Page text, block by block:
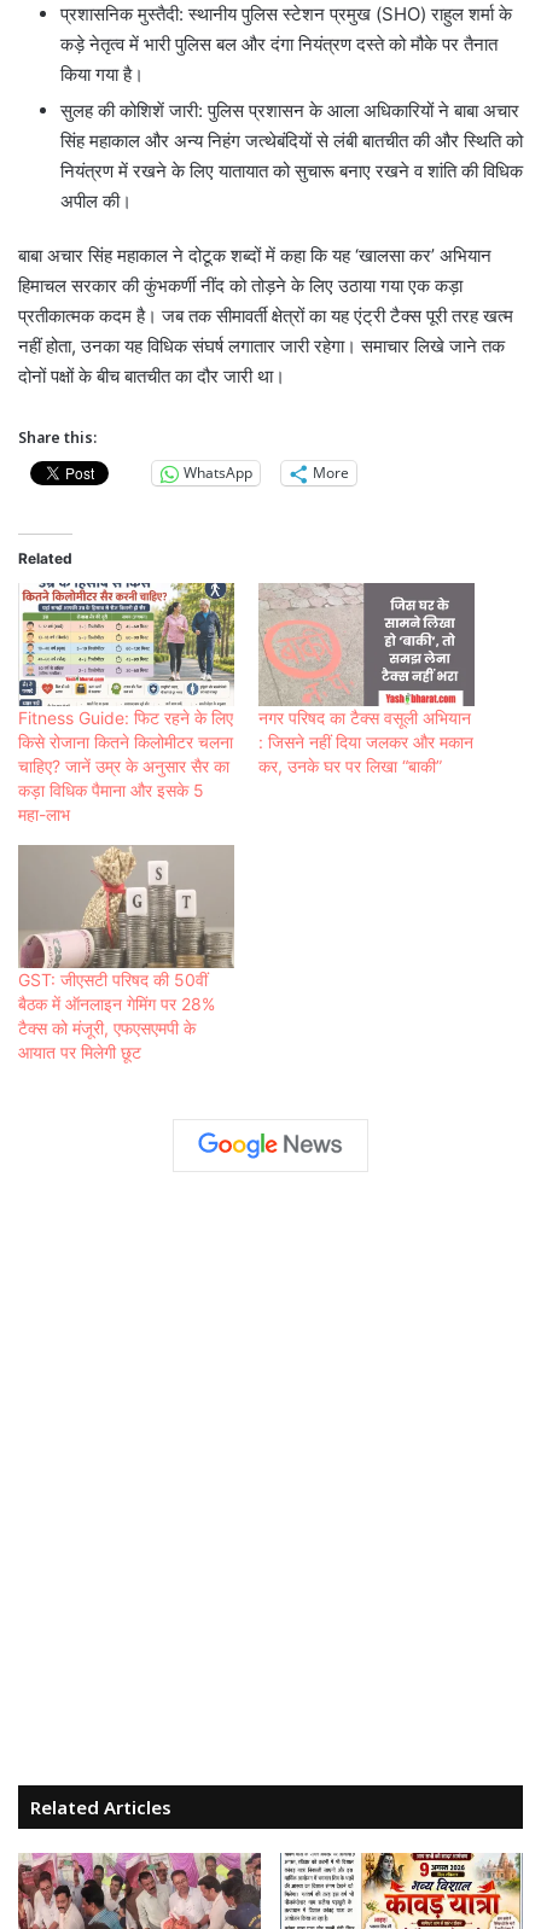
प्रशासनिक मुस्तैदी: स्थानीय पुलिस स्टेशन प्रमुख (SHO) राहुल शर्मा के
कड़े नेतृत्व में भारी पुलिस बल और दंगा नियंत्रण दस्ते को मौके पर तैनात
किया गया है।
सुलह की कोशिशें जारी: पुलिस प्रशासन के आला अधिकारियों ने बाबा अचार
सिंह महाकाल और अन्य निहंग जत्थेबंदियों से लंबी बातचीत की और स्थिति को
नियंत्रण में रखने के लिए यातायात को सुचारू बनाए रखने व शांति की विधिक
अपील की।
बाबा अचार सिंह महाकाल ने दोटूक शब्दों में कहा कि यह ‘खालसा कर’ अभियान
हिमाचल सरकार की कुंभकर्णी नींद को तोड़ने के लिए उठाया गया एक कड़ा
प्रतीकात्मक कदम है। जब तक सीमावर्ती क्षेत्रों का यह एंट्री टैक्स पूरी तरह खत्म
नहीं होता, उनका यह विधिक संघर्ष लगातार जारी रहेगा। समाचार लिखे जाने तक
दोनों पक्षों के बीच बातचीत का दौर जारी था।
Share this:
WhatsApp
More
Related
Fitness Guide: फिट रहने के लिए
किसे रोजाना कितने किलोमीटर चलना
चाहिए? जानें उम्र के अनुसार सैर का
कड़ा विधिक पैमाना और इसके 5
महा-लाभ
नगर परिषद का टैक्स वसूली अभियान
: जिसने नहीं दिया जलकर और मकान
कर, उनके घर पर लिखा “बाकी”
GST: जीएसटी परिषद की 50वीं
बैठक में ऑनलाइन गेमिंग पर 28%
टैक्स को मंजूरी, एफएसएमपी के
आयात पर मिलेगी छूट
Related Articles